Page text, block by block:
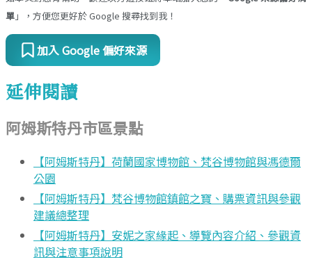
單 」，方便您更好於 Google 搜尋找到我！
加入 Google 偏好來源
延伸閱讀
阿姆斯特丹市區景點
【阿姆斯特丹】荷蘭國家博物館、梵谷博物館與馮德爾
公園
【阿姆斯特丹】梵谷博物館鎮館之寶、購票資訊與參觀
建議總整理
【阿姆斯特丹】安妮之家緣起、導覽內容介紹、參觀資
訊與注意事項說明